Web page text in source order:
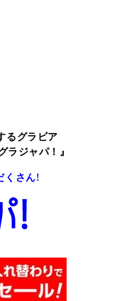
るグラビア
ラジャパ！』
くさん!